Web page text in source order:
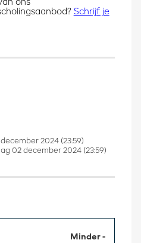
ons
Schrijf je
2024 (23:59)
02 december 2024 (23:59)